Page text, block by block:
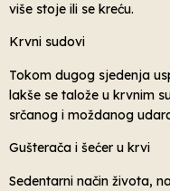
više stoje ili se kreću.
Krvni sudovi
Tokom dugog sjedenja
lakše se talože u krvnim
srčanog i moždanog
Gušterača i šećer u krvi
Sedentarni način života,